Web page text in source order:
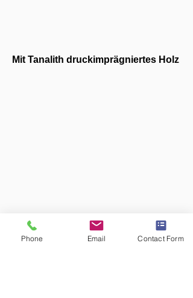
Mit Tanalith druckimprägniertes Holz
ALLE PRODUKTE
Phone Email Contact Form